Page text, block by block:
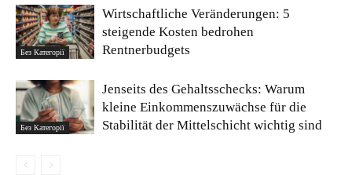
Без Категорії
Wirtschaftliche Veränderungen: 5
steigende Kosten bedrohen
Rentnerbudgets
Без Категорії
Jenseits des Gehaltsschecks: Warum
kleine Einkommenszuwächse für die
Stabilität der Mittelschicht wichtig sind